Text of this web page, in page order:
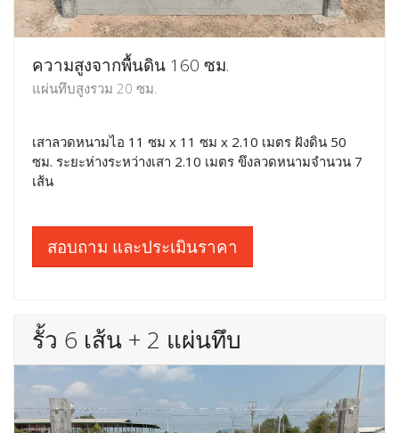
ความสูงจากพื้นดิน 160 ซม.
แผ่นทึบสูงรวม 20 ซม.
เสาลวดหนามไอ 11 ซม x 11 ซม x 2.10 เมตร ฝังดิน 50
ซม. ระยะห่างระหว่างเสา 2.10 เมตร ขึงลวดหนามจำนวน 7
เส้น
สอบถาม และประเมินราคา
รั้ว 6 เส้น + 2 แผ่นทึบ